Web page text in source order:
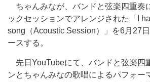
ちゃんみなが、バンドと弦楽四重奏
ックセッションでアレンジされた「I
song（Acoustic Session）」を6月27
ースする。
先日YouTubeにて、バンドと弦楽四
ンとちゃんみなの歌唱によるパフォー